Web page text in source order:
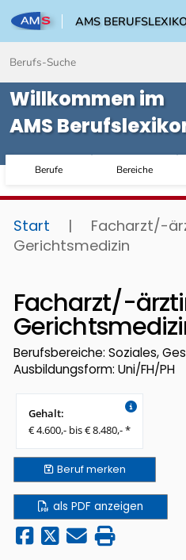
AMS
Willkommen im
AMS
Berufe Bereiche
Start |
Facharzt/-
Gerichtsmedizin
Facharzt/-
Berufsbereiche: Soziales,
Ausbildungsform: Uni/FH/PH
Gehalt:
€ 4.600,- bis € 8.480,- *
Berufmerken
als PDF anzeigen